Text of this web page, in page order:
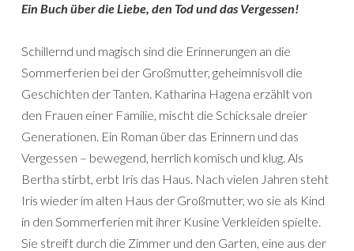
Ein Buch über die Liebe, den Tod und das Vergessen!
Schillernd und magisch sind die Erinnerungen an die
Sommerferien bei der Großmutter, geheimnisvoll die
Geschichten der Tanten. Katharina Hagena erzählt von
den Frauen einer Familie, mischt die Schicksale dreier
Generationen. Ein Roman über das Erinnern und das
Vergessen – bewegend, herrlich komisch und klug. Als
Bertha stirbt, erbt Iris das Haus. Nach vielen Jahren steht
Iris wieder im alten Haus der Großmutter, wo sie als Kind
in den Sommerferien mit ihrer Kusine Verkleiden spielte.
Sie streift durch die Zimmer und den Garten, eine aus der